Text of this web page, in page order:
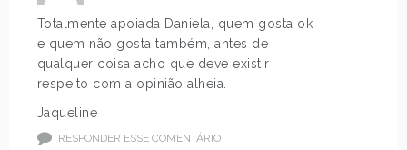
Totalmente apoiada Daniela, quem gosta ok
e quem não gosta também, antes de
qualquer coisa acho que deve existir
respeito com a opinião alheia.
Jaqueline
RESPONDER ESSE COMENTÁRIO